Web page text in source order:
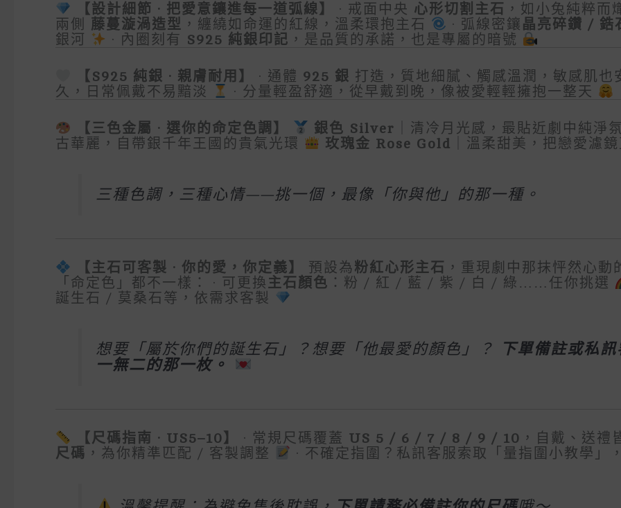
【設計細節 · 把愛意鑲進每一道弧線】 · 戒面中央 心形切割主石 ，如小兔純粹
兩側 藤蔓漩渦造型 ，纏繞如命運的紅線，溫柔環抱主石 · 弧線密鑲 晶亮碎鑽 / 鋯
銀河
· 內圈刻有 S925 純銀印記 ，是品質的承諾，也是專屬的暗號
【S925 純銀 · 親膚耐用】 · 通體 925 銀 打造，質地細膩、觸感溫潤，敏感肌
久，日常佩戴不易黯淡
· 分量輕盈舒適，從早戴到晚，像被愛輕輕擁抱一整天
【三色金屬 · 選你的命定色調】 銀色 Silver ｜清冷月光感，最貼近劇中純淨
古華麗，自帶銀千年王國的貴氣光環
玫瑰金 Rose Gold ｜溫柔甜美，把戀愛濾
三種色調，三種心情——挑一個，最像「你與他」的那一種。
【主石可客製 · 你的愛，你定義】 預設為粉紅心形主石 ，重現劇中那抹怦然心動
「命定色」都不一樣： · 可更換主石顏色 ：粉 / 紅 / 藍 / 紫 / 白 / 綠……任你挑選
誕生石 / 莫桑石等，依需求客製
想要「屬於你們的誕生石」？想要「他最愛的顏色」？
下單備註或私
一無二的那一枚。
【尺碼指南 · US5–10】 · 常規尺碼覆蓋 US 5 / 6 / 7 / 8 / 9 / 10 ，自戴、送禮
尺碼 ，為你精準匹配 / 客製調整 · 不確定指圍？私訊客服索取「量指圍小教學」